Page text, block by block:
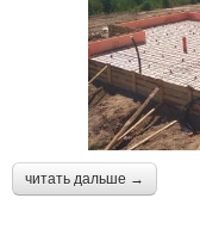
читать дальше →